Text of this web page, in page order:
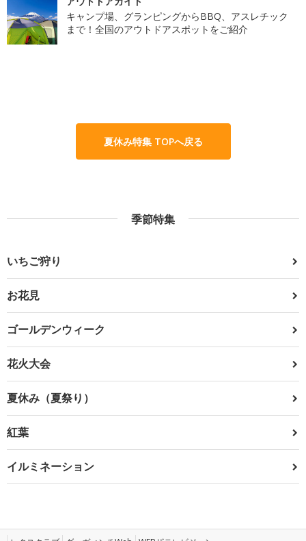
キャンプ場、グランピングからBBQ、アスレチック
まで！全国のアウトドアスポットをご紹介
夏休み特集 TOPへ戻る
季節特集
いちご狩り
お花見
ゴールデンウィーク
花火大会
夏休み（夏祭り）
紅葉
イルミネーション